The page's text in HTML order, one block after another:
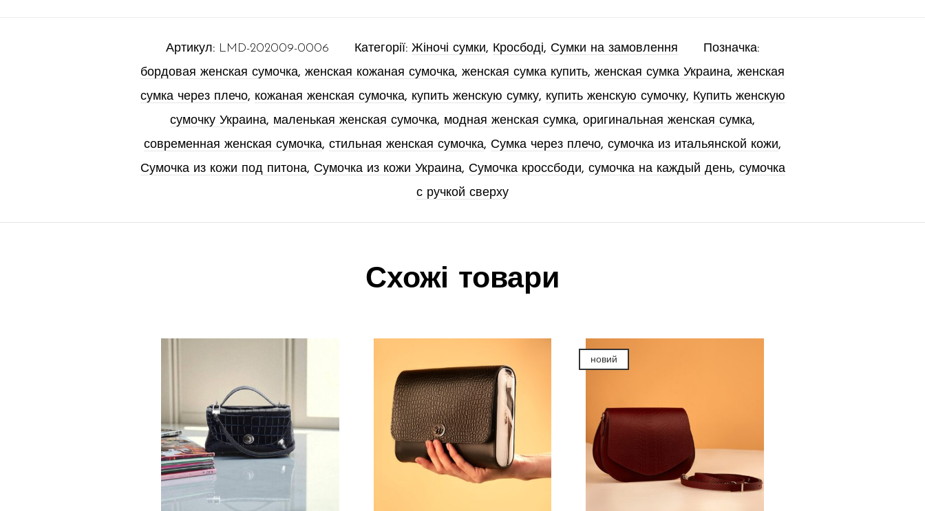
Артикул: LMD-202009-0006 Категорії: Жіночі сумки, Кросбоді, Сумки на замовлення
Позначка:
бордовая женская сумочка, женская кожаная сумочка, женская сумка купить, женская сумка Украина, женская
сумка через плечо, кожаная женская сумочка, купить женскую сумку, купить женскую сумочку, Купить женскую
сумочку Украина, маленькая женская сумочка, модная женская сумка, оригинальная женская сумка,
современная женская сумочка, стильная женская сумочка, Сумка через плечо, сумочка из итальянской кожи,
Сумочка из кожи под питона, Сумочка из кожи Украина, Сумочка кроссбоди, сумочка на каждый день, сумочка
с ручкой сверху
Схожі товари
новий